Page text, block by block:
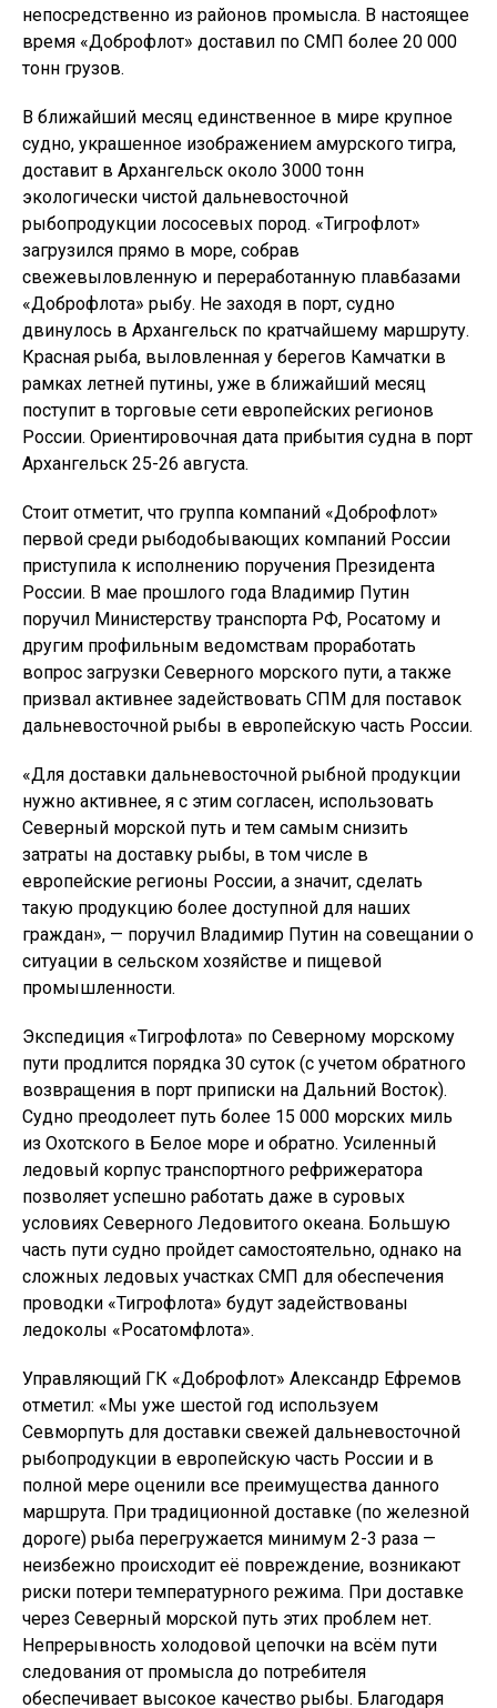
непосредственно из районов промысла. В настоящее
время «Доброфлот» доставил по СМП более 20 000
тонн грузов.
В ближайший месяц единственное в мире крупное
судно, украшенное изображением амурского тигра,
доставит в Архангельск около 3000 тонн
экологически чистой дальневосточной
рыбопродукции лососевых пород. «Тигрофлот»
загрузился прямо в море, собрав
свежевыловленную и переработанную плавбазами
«Доброфлота» рыбу. Не заходя в порт, судно
двинулось в Архангельск по кратчайшему маршруту.
Красная рыба, выловленная у берегов Камчатки в
рамках летней путины, уже в ближайший месяц
поступит в торговые сети европейских регионов
России. Ориентировочная дата прибытия судна в порт
Архангельск 25-26 августа.
Стоит отметит, что группа компаний «Доброфлот»
первой среди рыбодобывающих компаний России
приступила к исполнению поручения Президента
России. В мае прошлого года Владимир Путин
поручил Министерству транспорта РФ, Росатому и
другим профильным ведомствам проработать
вопрос загрузки Северного морского пути, а также
призвал активнее задействовать СПМ для поставок
дальневосточной рыбы в европейскую часть России.
«Для доставки дальневосточной рыбной продукции
нужно активнее, я с этим согласен, использовать
Северный морской путь и тем самым снизить
затраты на доставку рыбы, в том числе в
европейские регионы России, а значит, сделать
такую продукцию более доступной для наших
граждан», — поручил Владимир Путин на совещании о
ситуации в сельском хозяйстве и пищевой
промышленности.
Экспедиция «Тигрофлота» по Северному морскому
пути продлится порядка 30 суток (с учетом обратного
возвращения в порт приписки на Дальний Восток).
Судно преодолеет путь более 15 000 морских миль
из Охотского в Белое море и обратно. Усиленный
ледовый корпус транспортного рефрижератора
позволяет успешно работать даже в суровых
условиях Северного Ледовитого океана. Большую
часть пути судно пройдет самостоятельно, однако на
сложных ледовых участках СМП для обеспечения
проводки «Тигрофлота» будут задействованы
ледоколы «Росатомфлота».
Управляющий ГК «Доброфлот» Александр Ефремов
отметил: «Мы уже шестой год используем
Севморпуть для доставки свежей дальневосточной
рыбопродукции в европейскую часть России и в
полной мере оценили все преимущества данного
маршрута. При традиционной доставке (по железной
дороге) рыба перегружается минимум 2-3 раза —
неизбежно происходит её повреждение, возникают
риски потери температурного режима. При доставке
через Северный морской путь этих проблем нет.
Непрерывность холодовой цепочки на всём пути
следования от промысла до потребителя
обеспечивает высокое качество рыбы. Благодаря